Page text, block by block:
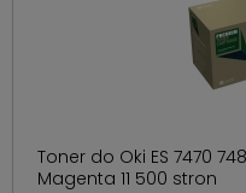
Toner do Oki ES 7470
Magenta 11 500 stron